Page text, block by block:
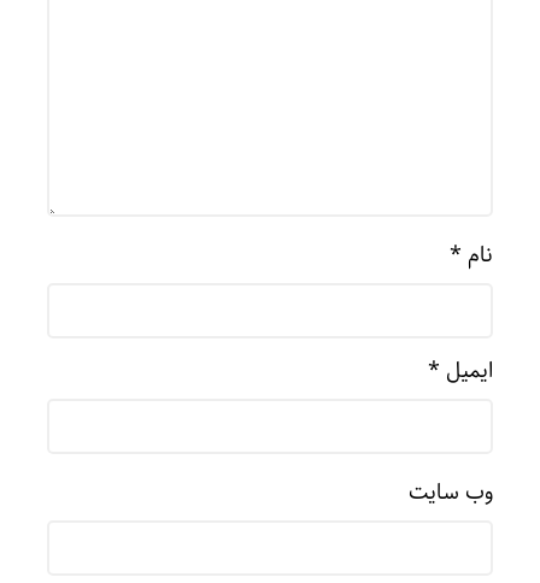
نام *
ایمیل *
وب‌ سایت